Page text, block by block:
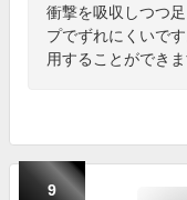
衝撃を吸収しつつ
プでずれにくいで
用することができま
9